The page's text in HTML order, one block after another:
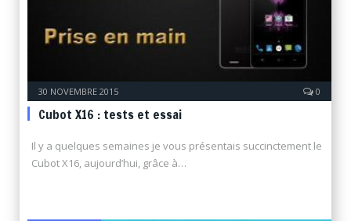
30 NOVEMBRE 2015 0
Cubot X16 : tests et essai
Il y a quelques semaines je vous présentais succinctement le
Cubot X16, aujourd’hui, grâce à…